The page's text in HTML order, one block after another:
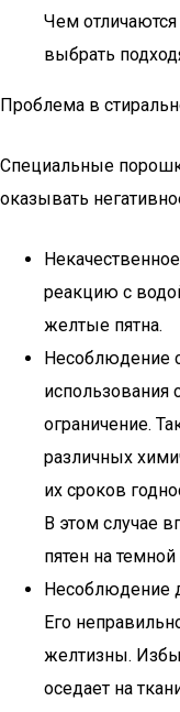
Чем
выбрать
Проблема в
Специальные
оказывать
реакцию с
желтые пятна.
Несоблюдение
использования
ограничение.
различных
их сроков
В этом случае
пятен на
Несоблюдение
Его
желтизны.
оседает на